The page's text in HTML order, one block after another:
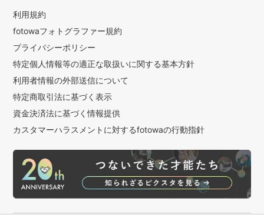
利用規約
fotowaフォトグラファー規約
プライバシーポリシー
特定個人情報等の適正な取扱いに関する基本方針
利用者情報の外部送信について
特定商取引法に基づく表示
資金決済法に基づく情報提供
カスタマーハラスメントに対するfotowaの行動指針